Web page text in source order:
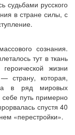
судьбами русского
в стране силы, с
сознания.
тут в ткань
жизни
страну, которая,
в ряд мировых
путь примерно
спустя 40
«перестройки».